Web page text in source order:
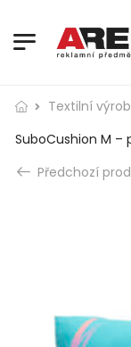
Textilní
SuboCushion M –
Předchozí